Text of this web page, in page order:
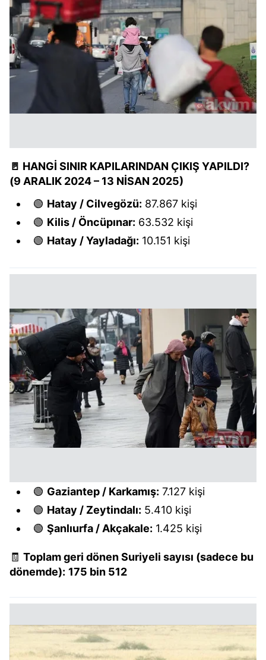
Sizlere daha iyi bir hizmet sunabilmek için İnternet
Sitemizde kendimize ve üçüncü kişilere ait çerezler
kullanılmaktadır. Bu çerezler vasıtasıyla çeşitli kişisel
verileriniz işlenmekte olup gerekli olan çerezler bilgi
toplumu hizmetlerinin sunulması amacıyla
kullanılmaktadır. Diğer çerezler, sitemizin daha işlevsel
kılınması ve kişiselleştirilmesi ve sizlere yönelik
reklam/pazarlama faaliyetlerinin yapılması, amaçlarıyla
Çerezlere ilişkin tercihlerinizi aşağıda yer alan panel
vasıtasıyla belirleyebilirsiniz. Çerezlere ilişkin detaylı bilgi
için Ayarlar butonuna tıklayabilir,Çerez Bilgilendirme
6698 sayılı Kişisel Verilerin Korunması Kanunu uyarınca
hazırlanmış Aydınlatma Metnimizi okumak ve sitemizde
ilgili mevzuata uygun olarak kullanılan çerezlerle ilgili bilgi
🚪 HANGİ SINIR KAPILARINDAN ÇIKIŞ YAPILDI?
(9 ARALIK 2024 – 13 NİSAN 2025)
🟢 Hatay / Cilvegözü: 87.867 kişi
🟢 Kilis / Öncüpınar: 63.532 kişi
🟢 Hatay / Yayladağı: 10.151 kişi
🟢 Gaziantep / Karkamış: 7.127 kişi
🟢 Hatay / Zeytindalı: 5.410 kişi
🟢 Şanlıurfa / Akçakale: 1.425 kişi
🧾 Toplam geri dönen Suriyeli sayısı (sadece bu
dönemde): 175 bin 512